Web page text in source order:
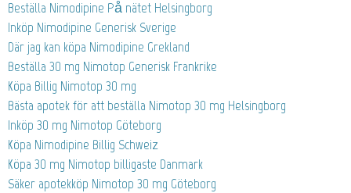
Beställa Nimodipine På nätet Helsingborg
Inköp Nimodipine Generisk Sverige
Där jag kan köpa Nimodipine Grekland
Beställa 30 mg Nimotop Generisk Frankrike
Köpa Billig Nimotop 30 mg
Bästa apotek för att beställa Nimotop 30 mg Helsingborg
Inköp 30 mg Nimotop Göteborg
Köpa Nimodipine Billig Schweiz
Köpa 30 mg Nimotop billigaste Danmark
Säker apotekköp Nimotop 30 mg Göteborg